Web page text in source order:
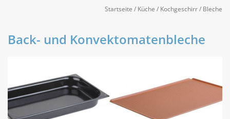
Gedeckter Tisch
Buffet
Startseite / Küche / Kochgeschirr/ Bleche
Back- und Konvektomatenbleche